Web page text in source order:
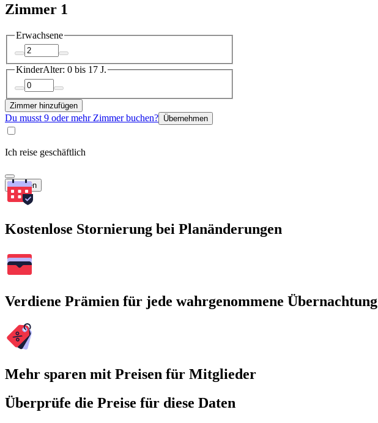
Zimmer 1
Erwachsene
KinderAlter: 0 bis 17 J.
Zimmer hinzufügen
Du musst 9 oder mehr Zimmer buchen? Übernehmen
Ich reise geschäftlich
Suchen
Kostenlose Stornierung bei Planänderungen
Verdiene Prämien für jede wahrgenommene Übernachtung
Mehr sparen mit Preisen für Mitglieder
Überprüfe die Preise für diese Daten